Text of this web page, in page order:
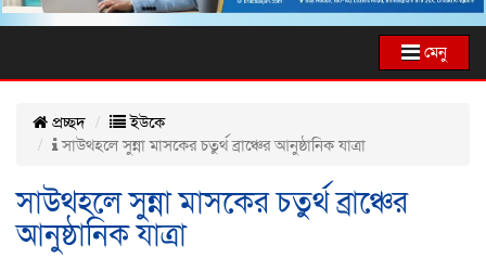
মেনু
প্রচ্ছদ
ইউকে
সাউথহলে সুন্না মাসকের চতুর্থ ব্রাঞ্চের আনুষ্ঠানিক যাত্রা
সাউথহলে সুন্না মাসকের চতুর্থ ব্রাঞ্চের
আনুষ্ঠানিক যাত্রা